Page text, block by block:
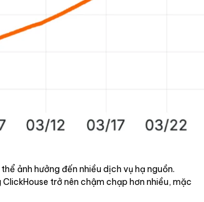
ảnh hưởng đến nhiều dịch vụ hạ nguồn.
trở nên chậm chạp hơn nhiều, mặc